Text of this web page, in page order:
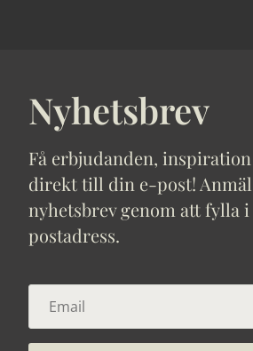
Nyhetsbrev
Få erbjudanden,
direkt till din e-post!
nyhetsbrev genom att fylla
postadress.